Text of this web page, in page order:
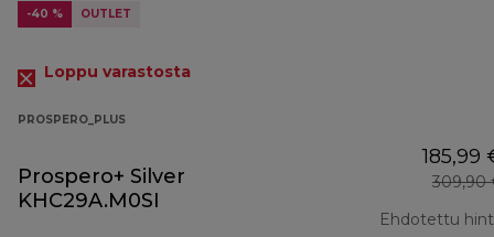
-40 % OUTLET
Loppu varastosta
PROSPERO_PLUS
Prospero+ Silver
KHC29A.M0SI
185,99
309,90
Ehdotettu